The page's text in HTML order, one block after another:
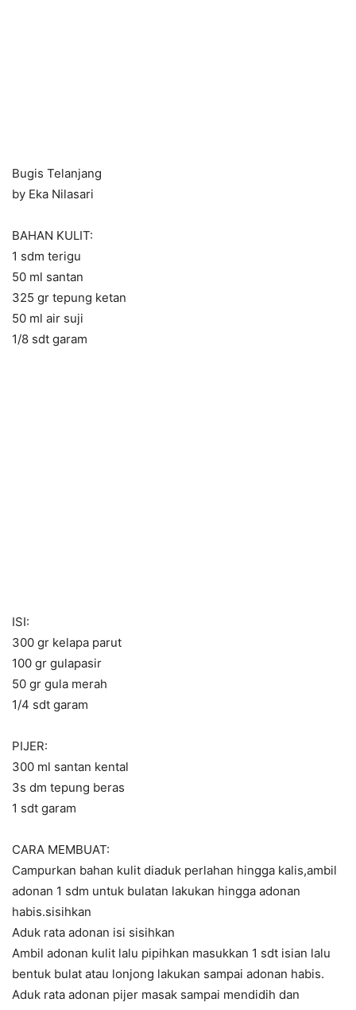
Bugis Telanjang
by Eka Nilasari
BAHAN KULIT:
1 sdm terigu
50 ml santan
325 gr tepung ketan
50 ml air suji
1/8 sdt garam
ISI:
300 gr kelapa parut
100 gr gulapasir
50 gr gula merah
1/4 sdt garam
PIJER:
300 ml santan kental
3s dm tepung beras
1 sdt garam
CARA MEMBUAT:
Campurkan bahan kulit diaduk perlahan hingga kalis,ambil
adonan 1 sdm untuk bulatan lakukan hingga adonan
habis.sisihkan
Aduk rata adonan isi sisihkan
Ambil adonan kulit lalu pipihkan masukkan 1 sdt isian lalu
bentuk bulat atau lonjong lakukan sampai adonan habis.
Aduk rata adonan pijer masak sampai mendidih dan